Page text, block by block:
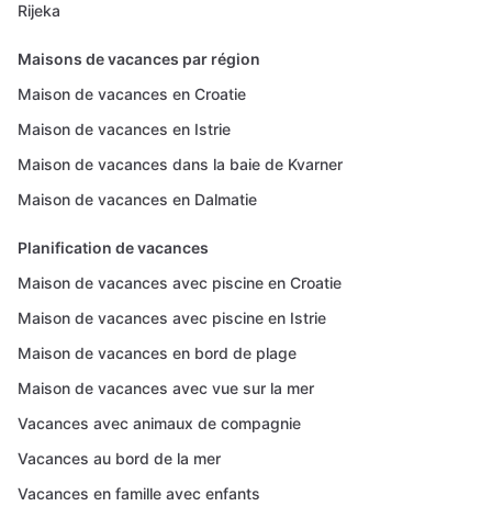
Rijeka
Maisons de vacances par région
Maison de vacances en Croatie
Maison de vacances en Istrie
Maison de vacances dans la baie de Kvarner
Maison de vacances en Dalmatie
Planification de vacances
Maison de vacances avec piscine en Croatie
Maison de vacances avec piscine en Istrie
Maison de vacances en bord de plage
Maison de vacances avec vue sur la mer
Vacances avec animaux de compagnie
Vacances au bord de la mer
Vacances en famille avec enfants